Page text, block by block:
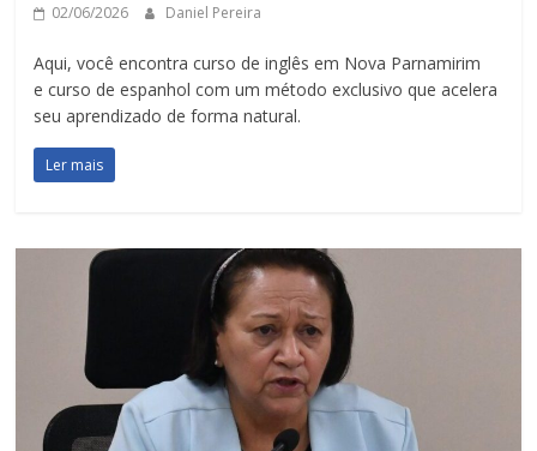
02/06/2026 Daniel Pereira
Aqui, você encontra curso de inglês em Nova Parnamirim
e curso de espanhol com um método exclusivo que acelera
seu aprendizado de forma natural.
Ler mais